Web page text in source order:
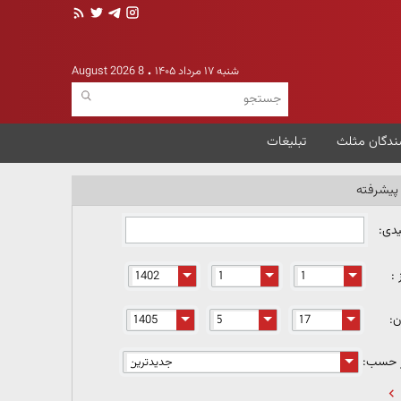
شنبه ۱۷ مرداد ۱۴۰۵ 8 August 2026
مثلث تبلیغات
:
حسب: